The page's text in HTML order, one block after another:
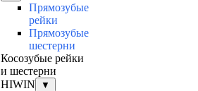
Прямозубые
рейки
Прямозубые
шестерни
Косозубые рейки
и шестерни
HIWIN
▼